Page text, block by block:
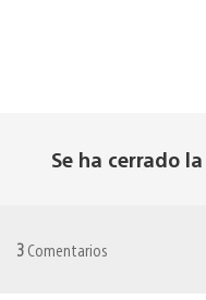
Se ha cerrado
3 Comentarios